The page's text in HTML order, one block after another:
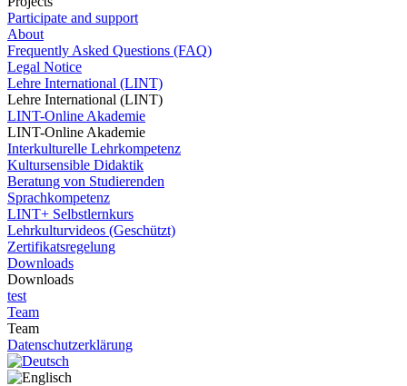
Participate and support
About
Frequently Asked Questions (FAQ)
Legal Notice
Lehre International (LINT)
Lehre International (LINT)
LINT-Online Akademie
LINT-Online Akademie
Interkulturelle Lehrkompetenz
Kultursensible Didaktik
Beratung von Studierenden
Sprachkompetenz
LINT+ Selbstlernkurs
Lehrkulturvideos (Geschützt)
Zertifikatsregelung
Downloads
Downloads
test
Team
Team
Datenschutzerklärung